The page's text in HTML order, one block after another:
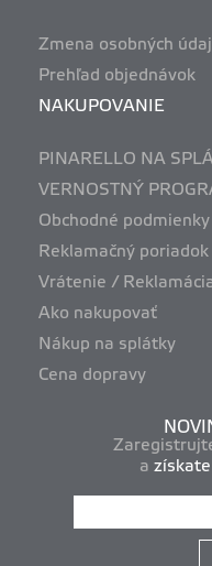
Zmena osobných
Prehľad objednávok
NAKUPOVANIE
PINARELLO NA
VERNOSTNÝ
Obchodné podmienky
Reklamačný poriadok
Vrátenie /
Ako nakupovať
Nákup na splátky
Cena dopravy
a získate